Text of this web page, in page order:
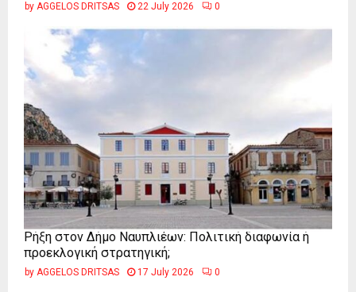
by AGGELOS DRITSAS 22 July 2026 0
Ρήξη στον Δήμο Ναυπλιέων: Πολιτική διαφωνία ή
προεκλογική στρατηγική;
by AGGELOS DRITSAS 17 July 2026 0